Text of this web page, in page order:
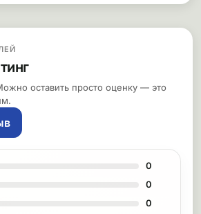
оставить просто оценку — это
0
0
0